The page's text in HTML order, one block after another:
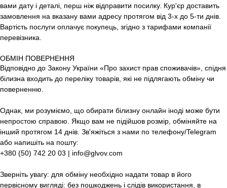
вами дату і деталі, перш ніж відправити посилку. Кур'єр доставить
замовлення на вказану вами адресу протягом від 3-х до 5-ти днів.
Вартість послуги оплачує покупець, згідно з тарифами компанії
перевізника.
ОБМІН ПОВЕРНЕННЯ
Відповідно до Закону України «Про захист прав споживачів», спідня
білизна входить до переліку товарів, які не підлягають обміну чи
поверненню.
Однак, ми розуміємо, що обирати білизну онлайн іноді може бути
непростою справою. Якщо вам не підійшов розмір, обміняйте на
інший протягом 14 днів. Зв'яжіться з нами по телефону/Telegram
або напишіть на пошту:
+380 (50) 742 20 03 | info@glvov.com
Зверніть увагу: для обміну необхідно надати товар в його
первісному вигляді: без пошкоджень і слідів використання, в